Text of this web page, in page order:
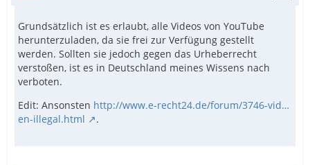
Grundsätzlich ist es erlaubt, alle Videos von YouTube
herunterzuladen, da sie frei zur Verfügung gestellt
werden. Sollten sie jedoch gegen das Urheberrecht
verstoßen, ist es in Deutschland meines Wissens nach
verboten.
Edit: Ansonsten http://www.e-recht24.de/forum/3746-vid…
en-illegal.html
.